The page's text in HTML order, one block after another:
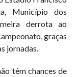
Município dos
derrota ao
graças
jornadas.
têm chances de